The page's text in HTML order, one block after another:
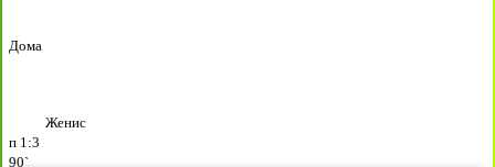
Дома
Женис
п 1:3
90`